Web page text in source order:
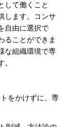
して働くこと
します。コンサ
自由に選択で
ることができま
な組織環境で専
をかけずに、専